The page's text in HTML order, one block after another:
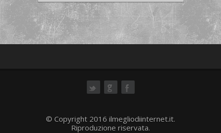
© Copyright 2016 ilmegliodiinternet.it.
Riproduzione riservata.